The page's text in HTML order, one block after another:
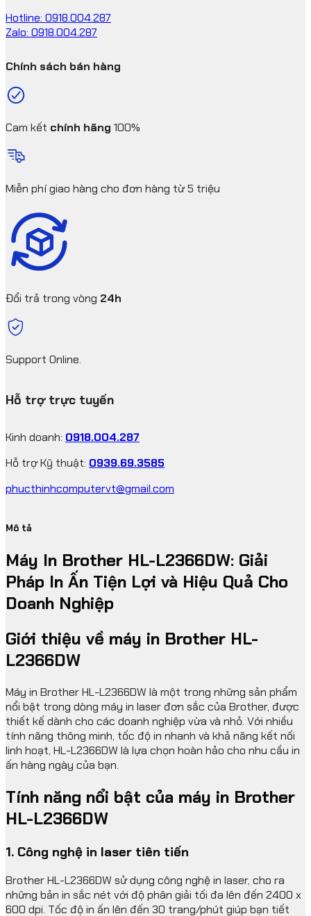
Hotline: 0918.004.287
Zalo: 0918.004.287
Chính sách bán hàng
Cam kết chính hãng 100%
Miễn phí giao hàng cho đơn hàng từ 5 triệu
Đổi trả trong vòng 24h
Support Online.
Hỗ trợ trực tuyến
Kinh doanh: 0918.004.287
Hỗ trợ Kỹ thuật: 0939.69.3585
phucthinhcomputervt@gmail.com
Mô tả
Máy In Brother HL-L2366DW: Giải
Pháp In Ấn Tiện Lợi và Hiệu Quả Cho
Doanh Nghiệp
Giới thiệu về máy in Brother HL-
L2366DW
Máy in Brother HL-L2366DW là một trong những sản phẩm
nổi bật trong dòng máy in laser đơn sắc của Brother, được
thiết kế dành cho các doanh nghiệp vừa và nhỏ. Với nhiều
tính năng thông minh, tốc độ in nhanh và khả năng kết nối
linh hoạt, HL-L2366DW là lựa chọn hoàn hảo cho nhu cầu in
ấn hàng ngày của bạn.
Tính năng nổi bật của máy in Brother
HL-L2366DW
1. Công nghệ in laser tiên tiến
Brother HL-L2366DW sử dụng công nghệ in laser, cho ra
những bản in sắc nét với độ phân giải tối đa lên đến 2400 x
600 dpi. Tốc độ in ấn lên đến 30 trang/phút giúp bạn tiết